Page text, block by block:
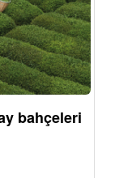
bahçeleri